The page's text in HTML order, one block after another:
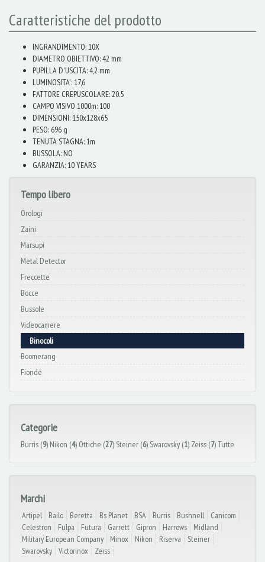
Caratteristiche del prodotto
INGRANDIMENTO: 10X
DIAMETRO OBIETTIVO: 42 mm
PUPILLA D'USCITA: 4,2 mm
LUMINOSITA': 17,6
FATTORE CREPUSCOLARE: 20.5
CAMPO VISIVO 1000m: 100
DIMENSIONI: 150x128x65
PESO: 696 g
TENUTA STAGNA: 1m
BUSSOLA: NO
GARANZIA: 10 YEARS
Tempo libero
Orologi
Zaini
Marsupi
Metal Detector
Freccette
Bocce
Bussole
Videocamere
Binocoli
Boomerang
Fionde
Categorie
Burris (9) Nikon (4) Ottiche (27) Steiner (6) Swarovsky (1) Zeiss (7)Tutte
Marchi
Artipel Bailo Beretta Bs Planet BSA Burris Bushnell
Canicom
Celestron
Fulpa Futura Garrett Gipron Harrows
Midland
Military European Company
Minox Nikon Riserva
Steiner
Swarovsky
Victorinox Zeiss